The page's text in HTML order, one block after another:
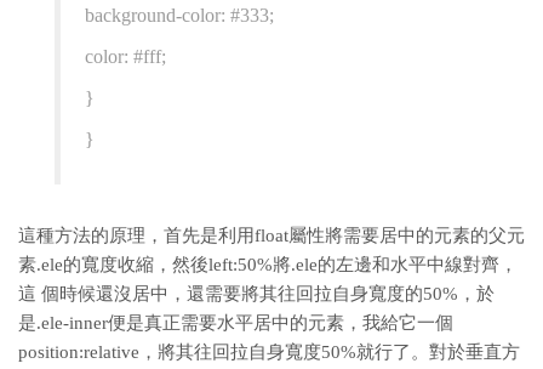
background-color: #333;
color: #fff;
}
}
這種方法的原理，首先是利用float屬性將需要居中的元素的父元
素.ele的寬度收縮，然後left:50%將.ele的左邊和水平中線對齊，
這 個時候還沒居中，還需要將其往回拉自身寬度的50%，於
是.ele-inner便是真正需要水平居中的元素，我給它一個
position:relative，將其往回拉自身寬度50%就行了。對於垂直方